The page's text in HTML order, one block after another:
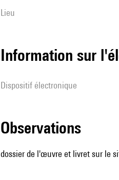
lieu
Information sur
Dispositif électronique
observations
dossier de l'œuvre et livret sur le